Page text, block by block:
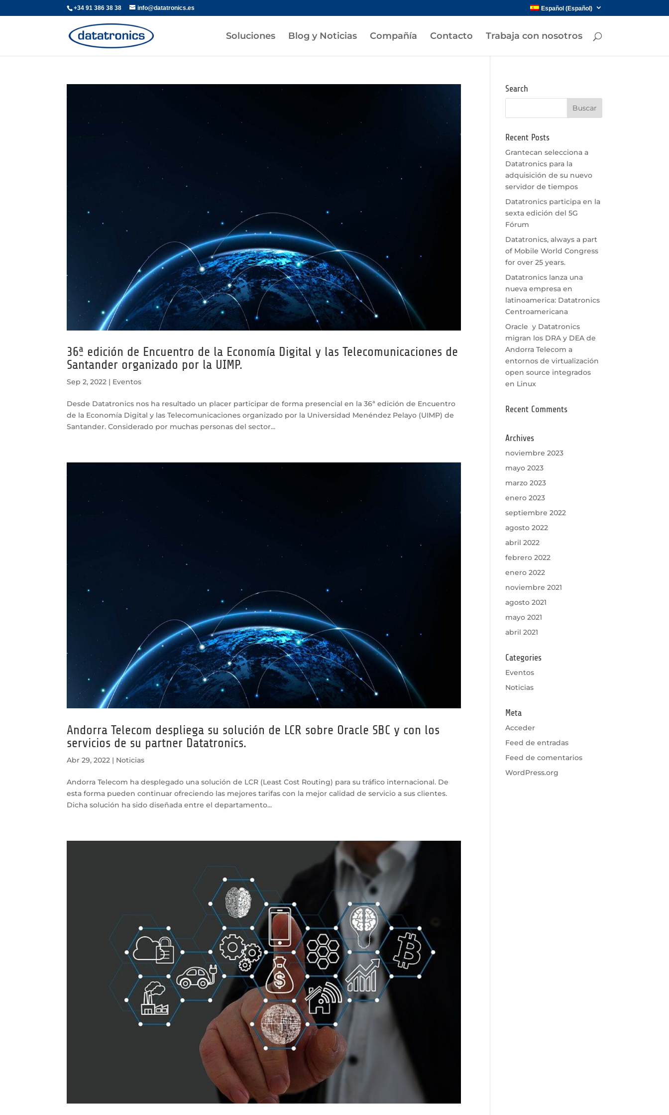
+34 91 386 38 38 info@datatronics.es Español (Español )
Soluciones Blog y Noticias Compañía Contacto Trabaja con nosotros
36ª edición de Encuentro de la Economía Digital y las Telecomunicaciones de
Santander organizado por la UIMP.
Sep 2, 2022 | Eventos
Desde Datatronics nos ha resultado un placer participar de forma presencial en la 36ª edición de Encuentro
de la Economía Digital y las Telecomunicaciones organizado por la Universidad Menéndez Pelayo (UIMP) de
Santander. Considerado por muchas personas del sector...
Andorra Telecom despliega su solución de LCR sobre Oracle SBC y con los
servicios de su partner Datatronics.
Abr 29, 2022 | Noticias
Andorra Telecom ha desplegado una solución de LCR (Least Cost Routing) para su tráfico internacional. De
esta forma pueden continuar ofreciendo las mejores tarifas con la mejor calidad de servicio a sus clientes.
Dicha solución ha sido diseñada entre el departamento...
Search
Recent Posts
Grantecan selecciona a
Datatronics para la
adquisición de su nuevo
servidor de tiempos
Datatronics participa en la
sexta edición del 5G
Fórum
Datatronics, always a part
of Mobile World Congress
for over 25 years.
Datatronics lanza una
nueva empresa en
latinoamerica: Datatronics
Centroamericana
Oracle y Datatronics
migran los DRA y DEA de
Andorra Telecom a
entornos de virtualización
open source integrados
en Linux
Recent Comments
Archives
noviembre 2023
mayo 2023
marzo 2023
enero 2023
septiembre 2022
agosto 2022
abril 2022
febrero 2022
enero 2022
noviembre 2021
agosto 2021
mayo 2021
abril 2021
Categories
Eventos
Noticias
Meta
Acceder
Feed de entradas
Feed de comentarios
WordPress.org